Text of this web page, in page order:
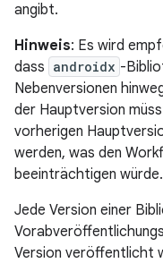
angibt.
Hinweis: Es wird
dass androidx -
Nebenversionen
der Hauptversion
vorherigen
werden, was den
beeinträchtigen würde.
Jede Version einer
Version veröffentlicht